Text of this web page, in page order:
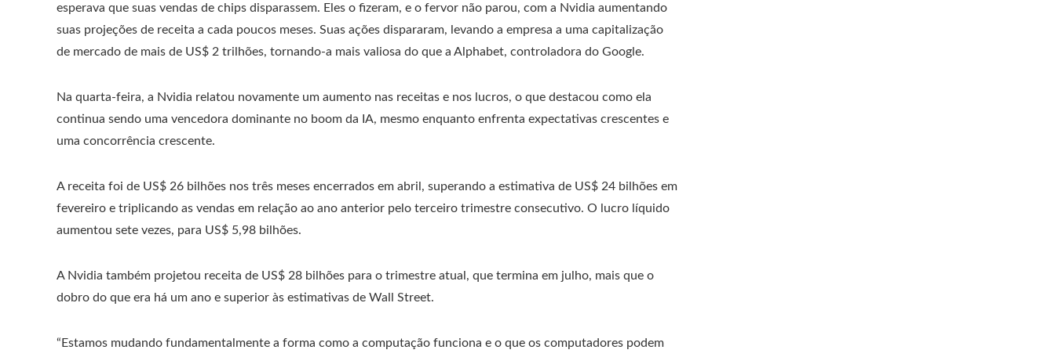
esperava que suas vendas de chips disparassem. Eles o fizeram, e o fervor não parou, com a Nvidia aumentando
suas projeções de receita a cada poucos meses. Suas ações dispararam, levando a empresa a uma capitalização
de mercado de mais de US$ 2 trilhões, tornando-a mais valiosa do que a Alphabet, controladora do Google.
Na quarta-feira, a Nvidia relatou novamente um aumento nas receitas e nos lucros, o que destacou como ela
continua sendo uma vencedora dominante no boom da IA, mesmo enquanto enfrenta expectativas crescentes e
uma concorrência crescente.
A receita foi de US$ 26 bilhões nos três meses encerrados em abril, superando a estimativa de US$ 24 bilhões em
fevereiro e triplicando as vendas em relação ao ano anterior pelo terceiro trimestre consecutivo. O lucro líquido
aumentou sete vezes, para US$ 5,98 bilhões.
A Nvidia também projetou receita de US$ 28 bilhões para o trimestre atual, que termina em julho, mais que o
dobro do que era há um ano e superior às estimativas de Wall Street.
“Estamos mudando fundamentalmente a forma como a computação funciona e o que os computadores podem